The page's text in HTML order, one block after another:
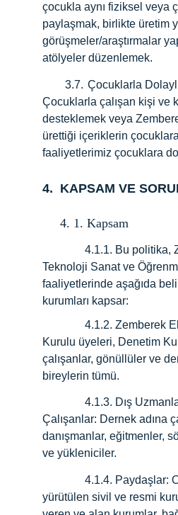
çocukla aynı fiziksel veya
paylaşmak, birlikte üretim
görüşmeler/araştırmalar
atölyeler düzenlemek.
        3.7.
Çocuklarla
Çocuklarla çalışan kişi ve
desteklemek veya
ürettiği içeriklerin
faaliyetlerimiz çocuklara
4.  KAPSAM VE
     4. 1. Kapsam
Teknoloji Sanat ve
faaliyetlerinde aşağıda
kurumları kapsar:
Kurulu üyeleri, Denetim
çalışanlar, gönüllüler ve
bireylerin tümü.
Çalışanlar: Dernek adına
danışmanlar, eğitmenler,
ve yükleniciler.
yürütülen sivil ve resmi